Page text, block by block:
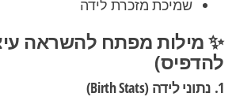
שמיכת מזכרת לידה
✨ מילות מפתח להשראה
להדפיס)
1. נתוני לידה (Birth Stats)